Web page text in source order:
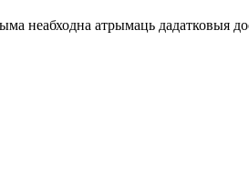
неабходна атрымаць дадатковыя